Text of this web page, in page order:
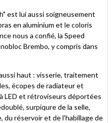
est lui aussi soigneusement
en aluminium et le coloris
nous a confié, la Speed
Brembo, y compris dans
haut : visserie, traitement
écopes de radiateur et
LED et rétroviseurs déportées
surpiqure de la selle,
du réservoir et de l'habillage de